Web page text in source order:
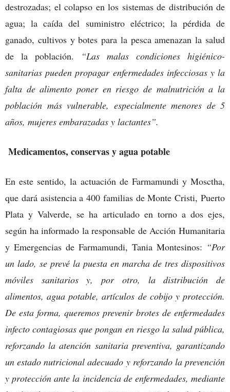
destrozadas; el colapso en los sistemas de distribución de
agua; la caída del suministro eléctrico; la pérdida de
ganado, cultivos y botes para la pesca amenazan la salud
de la población.
“Las malas condiciones higiénico-
sanitarias pueden propagar enfermedades infecciosas y la
falta de alimento poner en riesgo de malnutrición a la
población más vulnerable, especialmente menores de 5
años, mujeres embarazadas y lactantes”.
Medicamentos, conservas y agua potable
En este sentido, la actuación de Farmamundi y Mosctha,
que dará asistencia a 400 familias de Monte Cristi, Puerto
Plata y Valverde, se ha articulado en torno a dos ejes,
según ha informado la responsable de Acción Humanitaria
y Emergencias de Farmamundi, Tania Montesinos: “Por
un lado, se prevé la puesta en marcha de tres dispositivos
móviles sanitarios y, por otro, la distribución de
alimentos, agua potable, artículos de cobijo y protección.
De esta forma, queremos prevenir brotes de enfermedades
infecto contagiosas que pongan en riesgo la salud pública,
reforzando la atención sanitaria preventiva, garantizando
un estado nutricional adecuado y reforzando la prevención
y protección ante la incidencia de enfermedades, mediante